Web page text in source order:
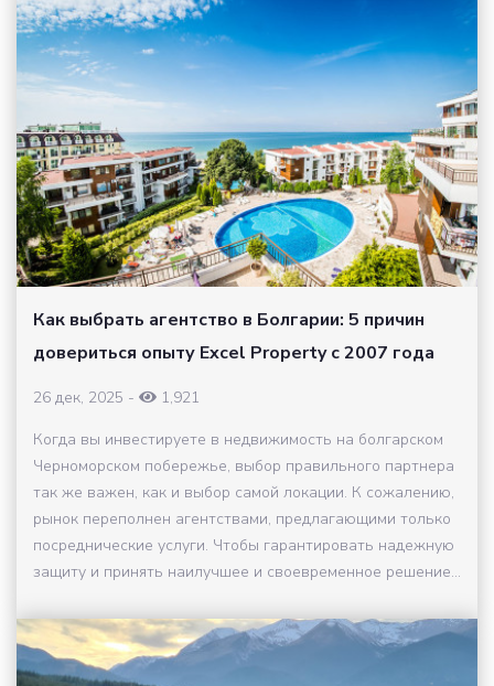
Как выбрать агентство в Болгарии: 5 причин
довериться опыту Excel Property с 2007 года
26 дек, 2025 -
1,921
Когда вы инвестируете в недвижимость на болгарском
Черноморском побережье, выбор правильного партнера
так же важен, как и выбор самой локации. К сожалению,
рынок переполнен агентствами, предлагающими только
посреднические услуги. Чтобы гарантировать надежную
защиту и принять наилучшее и своевременное решение...